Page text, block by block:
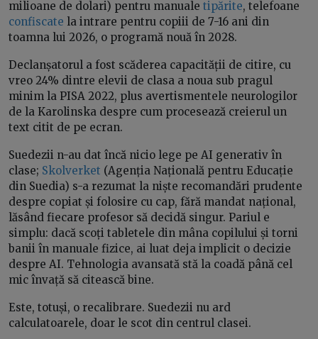
milioane de dolari) pentru manuale tipărite, telefoane
confiscate la intrare pentru copiii de 7-16 ani din
toamna lui 2026, o programă nouă în 2028.
Declanșatorul a fost scăderea capacității de citire, cu
vreo 24% dintre elevii de clasa a noua sub pragul
minim la PISA 2022, plus avertismentele neurologilor
de la Karolinska despre cum procesează creierul un
text citit de pe ecran.
Suedezii n-au dat încă nicio lege pe AI generativ în
clase; Skolverket (Agenția Națională pentru Educație
din Suedia) s-a rezumat la niște recomandări prudente
despre copiat și folosire cu cap, fără mandat național,
lăsând fiecare profesor să decidă singur. Pariul e
simplu: dacă scoți tabletele din mâna copilului și torni
banii în manuale fizice, ai luat deja implicit o decizie
despre AI. Tehnologia avansată stă la coadă până cel
mic învață să citească bine.
Este, totuși, o recalibrare. Suedezii nu ard
calculatoarele, doar le scot din centrul clasei.